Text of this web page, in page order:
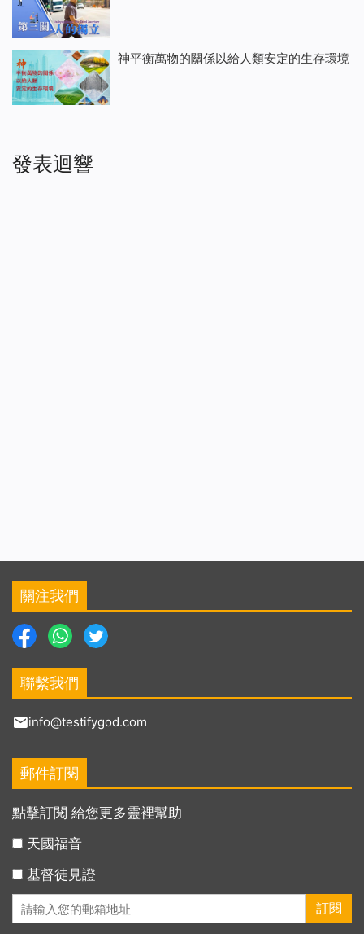
神平衡萬物的關係以給人類安定的生存環境
發表迴響
關注我們
聯繫我們
info@testifygod.com
郵件訂閱
點擊訂閱 給您更多靈裡幫助
天國福音
基督徒見證